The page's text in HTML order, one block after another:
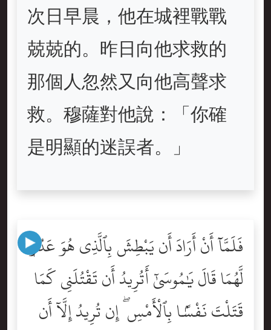
次日早晨，他在城裡戰戰
兢兢的。昨日向他求救的
那個人忽然又向他高聲求
救。穆薩對他說：「你確
是明顯的迷誤者。」
فَلَمَّآ أَنْ أَرَادَ أَن يَبْطِشَ بِٱلَّذِى هُوَ عَدُوٌّۭ
لَّهُمَا قَالَ يَٰمُوسَىٰٓ أَتُرِيدُ أَن تَقْتُلَنِى كَمَا
قَتَلْتَ نَفْسًۢا بِٱلْأَمْسِ ۖ إِن تُرِيدُ إِلَّآ أَن